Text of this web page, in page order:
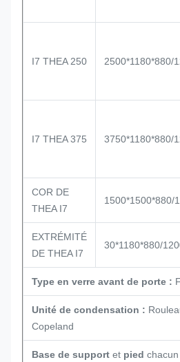
I7 THEA 250 2500*1180*880/
I7 THEA 375 3750*1180*880/
COR DE
THEA I7
1500*1500*880/
EXTRÉMITÉ
DE THEA I7
30*1180*880/
Type en verre avant de porte :
Unité de condensation :
Copeland
Base de support et pied